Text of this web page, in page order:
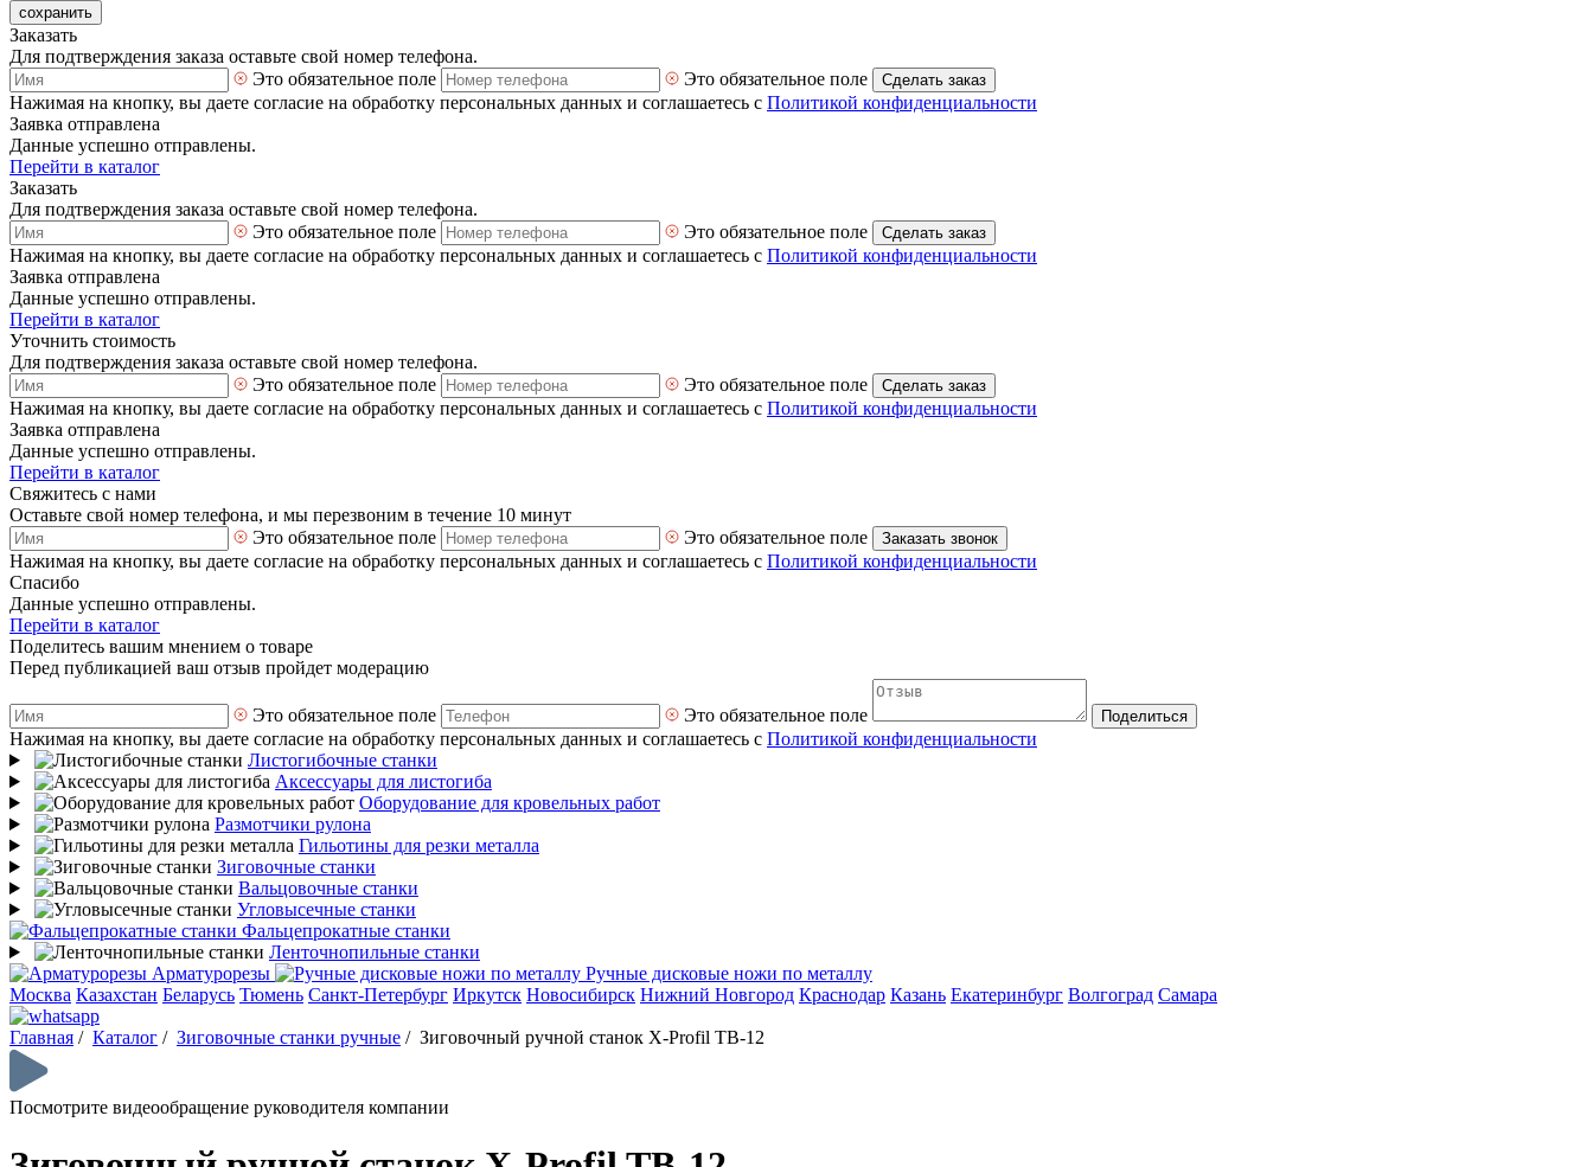
сохранить
Заказать
Для подтверждения заказа оставьте свой номер телефона.
Это обязательное поле
Это обязательное поле Сделать заказ
Нажимая на кнопку, вы даете согласие на обработку персональных данных и соглашаетесь с Политикой конфиденциальности
Заявка отправлена
Данные успешно отправлены.
Перейти в каталог
Заказать
Для подтверждения заказа оставьте свой номер телефона.
Это обязательное поле
Это обязательное поле Сделать заказ
Нажимая на кнопку, вы даете согласие на обработку персональных данных и соглашаетесь с Политикой конфиденциальности
Заявка отправлена
Данные успешно отправлены.
Перейти в каталог
Уточнить стоимость
Для подтверждения заказа оставьте свой номер телефона.
Это обязательное поле
Это обязательное поле Сделать заказ
Нажимая на кнопку, вы даете согласие на обработку персональных данных и соглашаетесь с Политикой конфиденциальности
Заявка отправлена
Данные успешно отправлены.
Перейти в каталог
Свяжитесь с нами
Оставьте свой номер телефона, и мы перезвоним в течение 10 минут
Это обязательное поле
Это обязательное поле Заказать звонок
Нажимая на кнопку, вы даете согласие на обработку персональных данных и соглашаетесь с Политикой конфиденциальности
Спасибо
Данные успешно отправлены.
Перейти в каталог
Поделитесь вашим мнением о товаре
Перед публикацией ваш отзыв пройдет модерацию
Это обязательное поле Это обязательное поле Поделиться
Нажимая на кнопку, вы даете согласие на обработку персональных данных и соглашаетесь с Политикой конфиденциальности
Листогибочные станки
Аксессуары для листогиба
Оборудование для кровельных работ
Размотчики рулона
Гильотины для резки металла
Зиговочные станки
Вальцовочные станки
Угловысечные станки
Фальцепрокатные станки
Ленточнопильные станки
Арматурорезы
Ручные дисковые ножи по металлу
Москва Казахстан Беларусь Тюмень Санкт-Петербург Иркутск Новосибирск Нижний Новгород Краснодар Казань Екатеринбург Волгоград Самара
Главная / Каталог / Зиговочные станки ручные / Зиговочный ручной станок X-Profil TB-12
Посмотрите видеообращение руководителя компании